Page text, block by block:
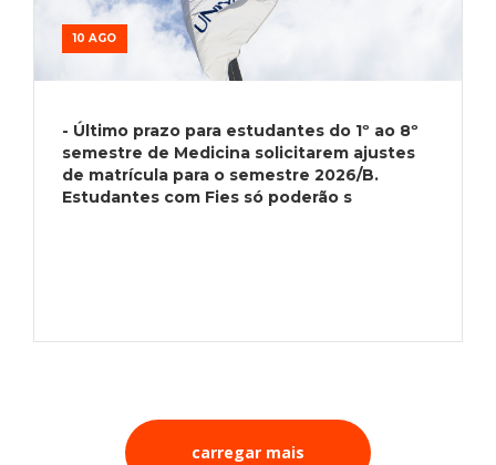
10 AGO
- Último prazo para estudantes do 1º ao 8º
semestre de Medicina solicitarem ajustes
de matrícula para o semestre 2026/B.
Estudantes com Fies só poderão s
carregar mais